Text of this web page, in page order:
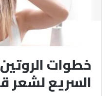
خطوات
السريع